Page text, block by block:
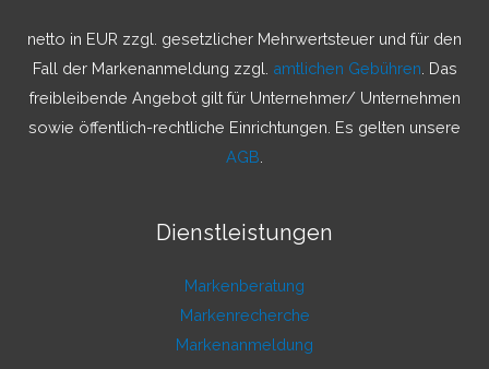
h
netto in EUR zzgl. gesetzlicher Mehrwertsteuer und für den
Fall der Markenanmeldung zzgl. amtlichen Gebühren . Das
freibleibende Angebot gilt für Unternehmer/ Unternehmen
sowie öffentlich-rechtliche Einrichtungen. Es gelten unsere
AGB
Dienstleistungen
Markenberatung
Markenrecherche
Markenanmeldung